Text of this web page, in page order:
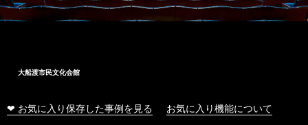
大船渡市民文化会館
❤ お気に入り保存した事例を見る お気に入り機能について